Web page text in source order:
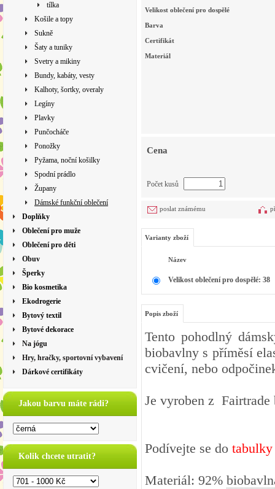
tílka
Košile a topy
Sukně
Šaty a tuniky
Svetry a mikiny
Bundy, kabáty, vesty
Kalhoty, šortky, overaly
Legíny
Plavky
Punčocháče
Ponožky
Pyžama, noční košilky
Spodní prádlo
Župany
Dámské funkční oblečení
Doplňky
Oblečení pro muže
Oblečení pro děti
Obuv
Šperky
Bio kosmetika
Ekodrogerie
Bytový textil
Bytové dekorace
Na jógu
Hry, hračky, sportovní vybavení
Dárkové certifikáty
Jakou barvu máte rádi?
Kolik chcete utratit?
Velikost oblečení pro dospělé
Barva
Certifikát
Materiál
Cena
Počet kusů
poslat známému
Varianty zboží
Název
Velikost oblečení pro dospělé: 38
Popis zboží
Tento pohodlný
biobavlny s příměsí
cvičení, nebo
Je vyroben z
Podívejte se do
Materiál: 92%